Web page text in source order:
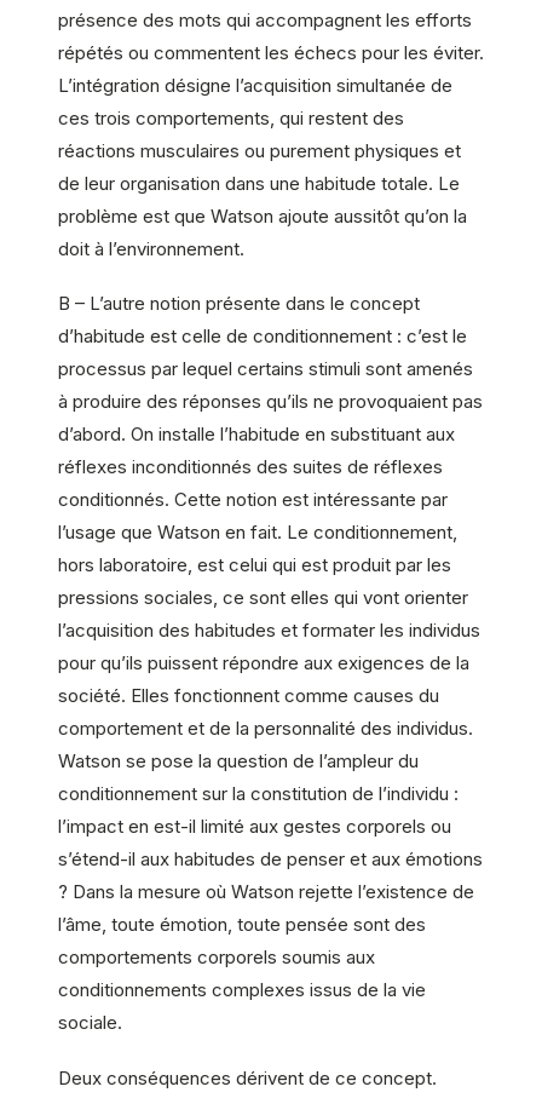
présence des mots qui accompagnent les efforts
répétés ou commentent les échecs pour les éviter.
L’intégration désigne l’acquisition simultanée de
ces trois comportements, qui restent des
réactions musculaires ou purement physiques et
de leur organisation dans une habitude totale. Le
problème est que Watson ajoute aussitôt qu’on la
doit à l’environnement.
B – L’autre notion présente dans le concept
d’habitude est celle de conditionnement : c’est le
processus par lequel certains stimuli sont amenés
à produire des réponses qu’ils ne provoquaient pas
d’abord. On installe l’habitude en substituant aux
réflexes inconditionnés des suites de réflexes
conditionnés. Cette notion est intéressante par
l’usage que Watson en fait. Le conditionnement,
hors laboratoire, est celui qui est produit par les
pressions sociales, ce sont elles qui vont orienter
l’acquisition des habitudes et formater les individus
pour qu’ils puissent répondre aux exigences de la
société. Elles fonctionnent comme causes du
comportement et de la personnalité des individus.
Watson se pose la question de l’ampleur du
conditionnement sur la constitution de l’individu :
l’impact en est-il limité aux gestes corporels ou
s’étend-il aux habitudes de penser et aux émotions
? Dans la mesure où Watson rejette l’existence de
l’âme, toute émotion, toute pensée sont des
comportements corporels soumis aux
conditionnements complexes issus de la vie
sociale.
Deux conséquences dérivent de ce concept.